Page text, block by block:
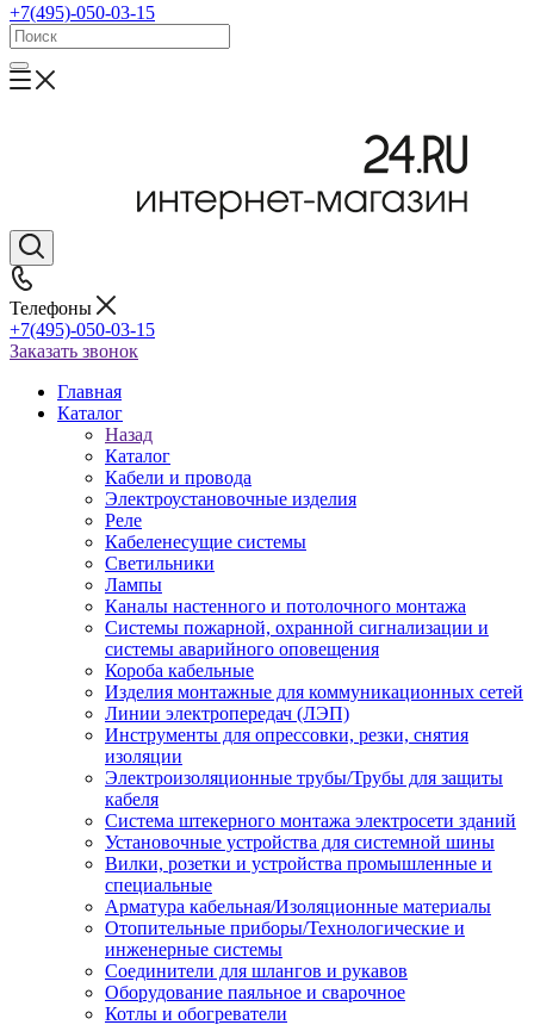
+7(495)-050-03-15
Телефоны
+7(495)-050-03-15
Заказать звонок
Главная
Каталог
Назад
Каталог
Кабели и провода
Электроустановочные изделия
Реле
Кабеленесущие системы
Светильники
Лампы
Каналы настенного и потолочного монтажа
Системы пожарной, охранной сигнализации и
системы аварийного оповещения
Короба кабельные
Изделия монтажные для коммуникационных сетей
Линии электропередач (ЛЭП)
Инструменты для опрессовки, резки, снятия
изоляции
Электроизоляционные трубы/Трубы для защиты
кабеля
Система штекерного монтажа электросети зданий
Установочные устройства для системной шины
Вилки, розетки и устройства промышленные и
специальные
Арматура кабельная/Изоляционные материалы
Отопительные приборы/Технологические и
инженерные системы
Соединители для шлангов и рукавов
Оборудование паяльное и сварочное
Котлы и обогреватели